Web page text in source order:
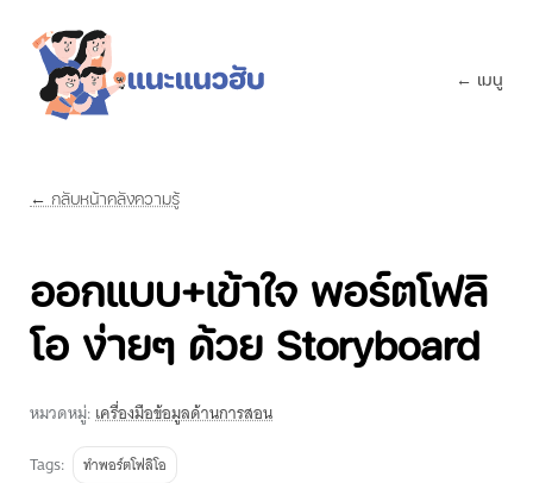
← เมนู
← กลับหน้าคลังความรู้
ออกแบบ+เข้าใจ พอร์ตโฟลิ
โอ ง่ายๆ ด้วย Storyboard
หมวดหมู่:เครื่องมือข้อมูลด้านการสอน
Tags:
ทำพอร์ตโฟลิโอ